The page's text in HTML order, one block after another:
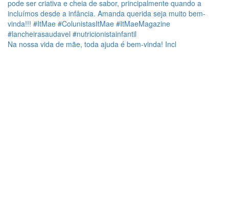
Na nossa vida de mãe, toda ajuda é bem-vinda! Incl